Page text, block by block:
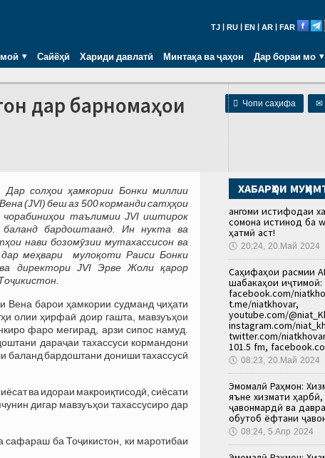
TJ RU EN AR FAR
Сайёҳӣ Хариди давлатӣ Минтақа ва ҷаҳон Дар бораи мо
 Чопи саҳифа ✉
дар барномаҳои
Дар солҳои ҳамкории Бонки миллии
(JVI) беш аз 500 корманди сатҳҳои
чорабиниҳои таълимии JVI иштирок
бардоштаанд. Ин нукта ва
нави бозомӯзии мутахассисон ва
меҳвари мулоқоти Раиси Бонки
директори JVI Эрве Жоли қарор
Вена барои ҳамкории судманд ҷиҳати
олии ҳирфаӣ доир гашта, мавзуъҳои
фаро мегирад, арзи сипос намуд.
дараҷаи тахассуси кормандони
баланд бардоштани дониши тахассусӣ
ва идораи макроиқтисодӣ, сиёсати
дигар мавзуъҳои тахассусиро дар
сафараш ба Тоҷикистон, ки маротибаи
ХАБАРҲОИ
Ҳангоми истифодаи
сомона истинод ба
ҳатмӣ аст!
🕔 20:24, 20.Май 2024
Саҳифаҳои расмии
шабакаҳои иҷтимоӣ:
facebook.com/
t.me/niatkhovar,
youtube.com/
instagram.com/
twitter.com/
101.5 fm,
🕔 08:23, 20.Май 2024
Эмомалӣ Раҳмон:
яъне хизмати ҳарбӣ,
ҷавонмардӣ ва
обутоб ёфтани
🕔 08:24, 5.Апр 2024